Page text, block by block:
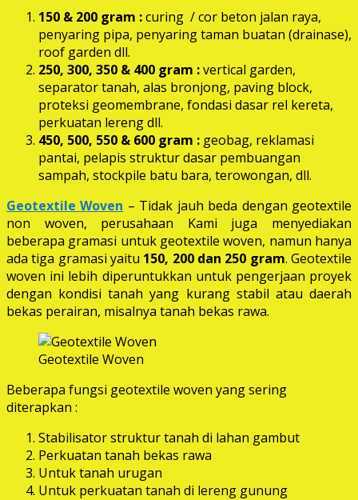
150 & 200 gram :curing / cor beton jalan raya,
penyaring pipa, penyaring taman buatan (drainase),
roof garden dll.
250, 300, 350 & 400 gram :vertical garden,
separator tanah, alas bronjong, paving block,
proteksi geomembrane, fondasi dasar rel kereta,
perkuatan lereng dll.
450, 500, 550 & 600 gram : geobag, reklamasi
pantai, pelapis struktur dasar pembuangan
sampah, stockpile batu bara, terowongan, dll.
Geotextile Woven – Tidak jauh beda dengan geotextile
non woven, perusahaan Kami juga menyediakan
beberapa gramasi untuk geotextile woven, namun hanya
ada tiga gramasi yaitu 150, 200 dan 250 gram. Geotextile
woven ini lebih diperuntukkan untuk pengerjaan proyek
dengan kondisi tanah yang kurang stabil atau daerah
bekas perairan, misalnya tanah bekas rawa.
Geotextile Woven
Beberapa fungsi geotextile woven yang sering
diterapkan :
Stabilisator struktur tanah di lahan gambut
Perkuatan tanah bekas rawa
Untuk tanah urugan
Untuk perkuatan tanah di lereng gunung